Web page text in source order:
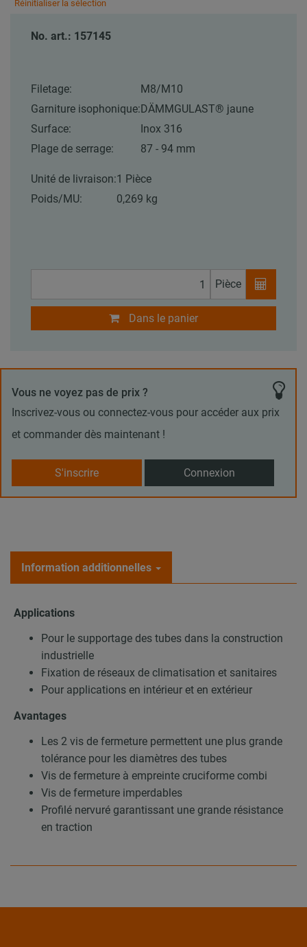
Réinitialiser la sélection
No. art.: 157145
Filetage:
M8/M10
Garniture isophonique: DÄMMGULAST® jaune
Surface:
Inox 316
Plage de serrage:
87 - 94 mm
Unité de livraison:1 Pièce
Poids/MU:
0,269 kg
Pièce
Dans le panier
Vous ne voyez pas de prix ?
Inscrivez-vous ou connectez-vous pour accéder aux prix
et commander dès maintenant !
S'inscrire Connexion
Information additionnelles
Applications
Pour le supportage des tubes dans la construction
industrielle
Fixation de réseaux de climatisation et sanitaires
Pour applications en intérieur et en extérieur
Avantages
Les 2 vis de fermeture permettent une plus grande
tolérance pour les diamètres des tubes
Vis de fermeture à empreinte cruciforme combi
Vis de fermeture imperdables
Profilé nervuré garantissant une grande résistance
en traction